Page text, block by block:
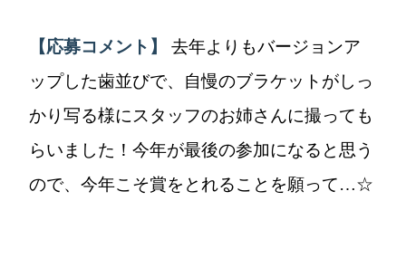
【応募コメント】
去年よりもバージョンア
ップした歯並びで、自慢のブラケットがしっ
かり写る様にスタッフのお姉さんに撮っても
らいました！今年が最後の参加になると思う
ので、今年こそ賞をとれることを願って…☆